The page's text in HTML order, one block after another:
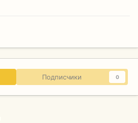
Подписчики 0